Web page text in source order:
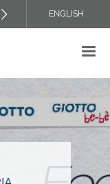
ENGLISH